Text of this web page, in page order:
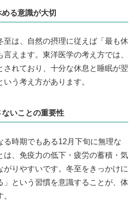
る意識が大切
至は、自然の摂理に従えば「最も休
えます。東洋医学の考え方では、
されており、十分な休息と睡眠が翌
う考え方があります。
いことの重要性
る時期でもある12月下旬に無理な
は、免疫力の低下・疲労の蓄積・気
がりやすいです。冬至をきっかけに
」という習慣を意識することが、体